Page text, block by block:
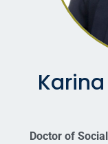
Doctor of